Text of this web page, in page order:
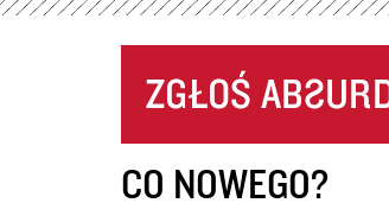
CO NOWEGO?